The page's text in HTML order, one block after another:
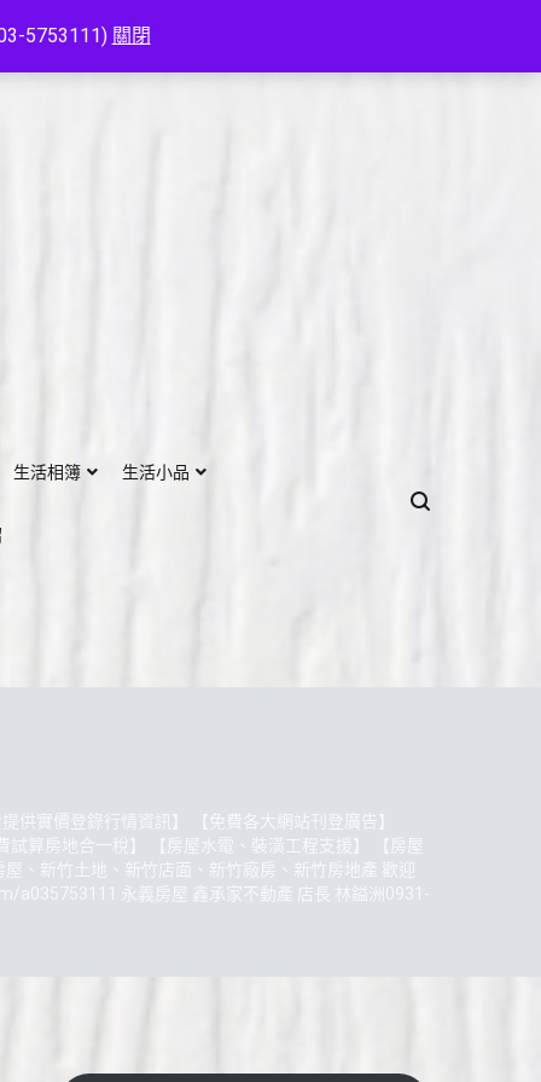
5753111) 關閉
生活相簿 生活小品
供實價登錄行情資訊】 【免費各大網站刊登廣告】
算房地合一稅】 【房屋水電、裝潢工程支援】 【房屋
、新竹土地、新竹店面、新竹廠房、新竹房地產 歡迎
a035753111 永義房屋 鑫承家不動產 店長 林鎰洲0931-